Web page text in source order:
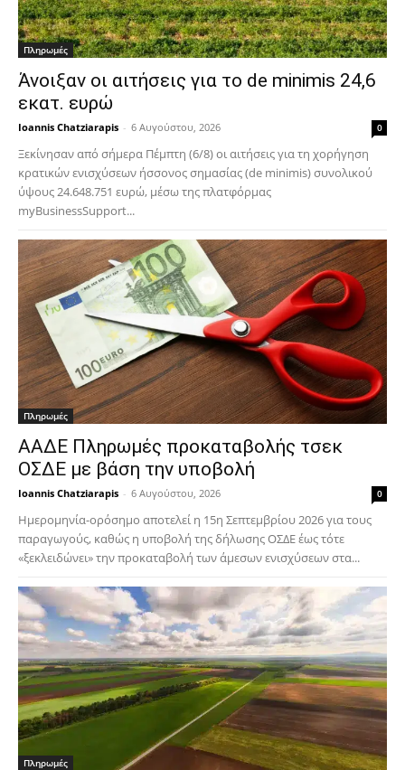
Πληρωμές
Άνοιξαν οι αιτήσεις για το de minimis 24,6
εκατ. ευρώ
Ioannis Chatziarapis - 6 Αυγούστου, 2026 0
Ξεκίνησαν από σήμερα Πέμπτη (6/8) οι αιτήσεις για τη χορήγηση
κρατικών ενισχύσεων ήσσονος σημασίας (de minimis) συνολικού
ύψους 24.648.751 ευρώ, μέσω της πλατφόρμας
myBusinessSupport...
Πληρωμές
ΑΑΔΕ Πληρωμές προκαταβολής τσεκ
ΟΣΔΕ με βάση την υποβολή
Ioannis Chatziarapis - 6 Αυγούστου, 2026 0
Ημερομηνία-ορόσημο αποτελεί η 15η Σεπτεμβρίου 2026 για τους
παραγωγούς, καθώς η υποβολή της δήλωσης ΟΣΔΕ έως τότε
«ξεκλειδώνει» την προκαταβολή των άμεσων ενισχύσεων στα...
Πληρωμές